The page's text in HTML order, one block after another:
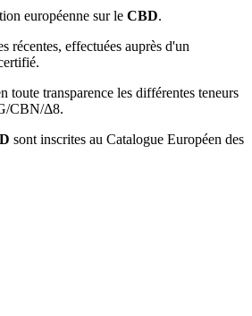
européenne sur le CBD.
récentes, effectuées auprès d'un
toute transparence les différentes teneurs
CBN/Δ8.
sont inscrites au Catalogue Européen des